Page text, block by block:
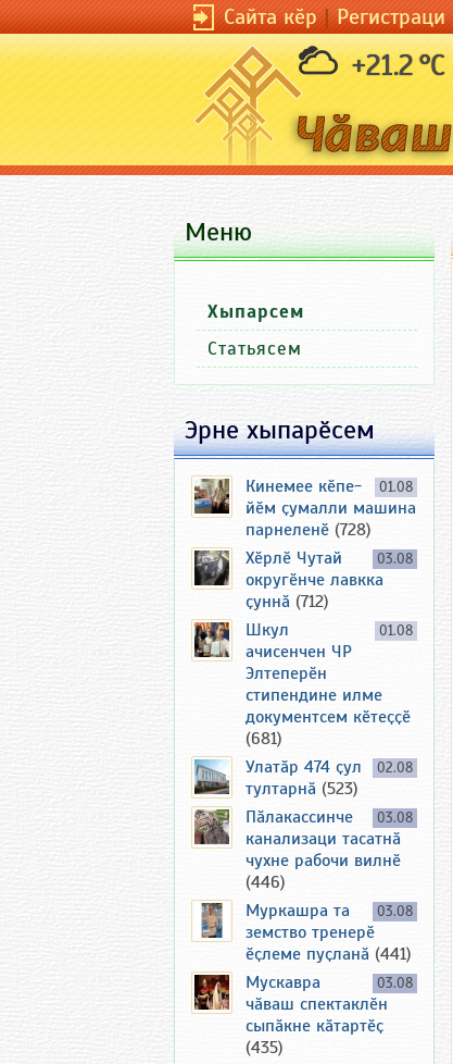
Сайта кӗр|Регистраци
+21.2 °C
Меню
Хыпарсем
Статьясем
Эрне хыпарӗсем
01.08
Кинемее кӗпе-
йӗм ҫумалли машина
парнеленӗ (728)
03.08
Хӗрлӗ Чутай
округӗнче лавкка
ҫуннӑ (712)
01.08
Шкул
ачисенчен ЧР
Элтеперӗн
стипендине илме
документсем кӗтеҫҫӗ
(681)
02.08
Улатӑр 474 ҫул
тултарнӑ (523)
03.08
Пӑлакассинче
канализаци тасатнӑ
чухне рабочи вилнӗ
(446)
03.08
Муркашра та
земство тренерӗ
ӗҫлеме пуҫланӑ (441)
03.08
Мускавра
чӑваш спектаклӗн
сыпӑкне кӑтартӗҫ
(435)